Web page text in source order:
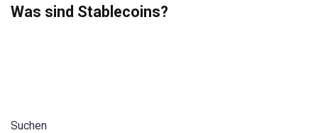
Was sind Stablecoins?
Suchen